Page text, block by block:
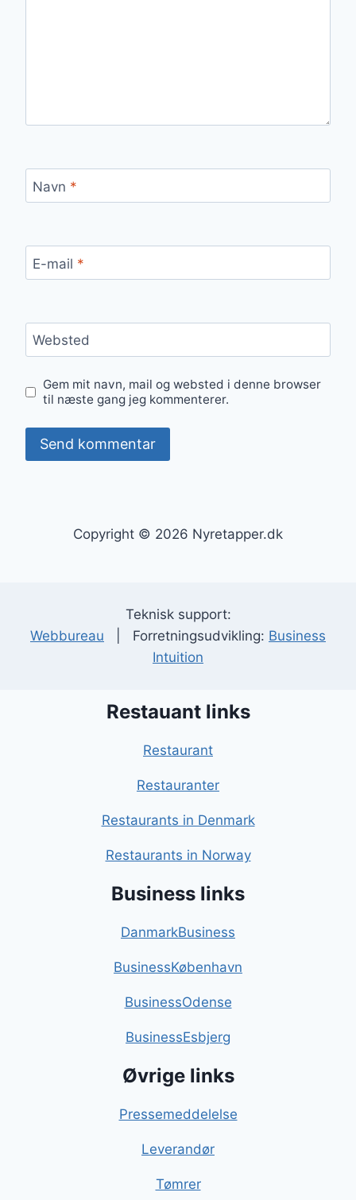
Navn *
E-mail *
Websted
Gem mit navn, mail og websted i denne browser
til næste gang jeg kommenterer.
Copyright © 2026 Nyretapper.dk
Teknisk support:
Webbureau | Forretningsudvikling: Business
Intuition
Restauant links
Restaurant
Restauranter
Restaurants in Denmark
Restaurants in Norway
Business links
DanmarkBusiness
BusinessKøbenhavn
BusinessOdense
BusinessEsbjerg
Øvrige links
Pressemeddelelse
Leverandør
Tømrer